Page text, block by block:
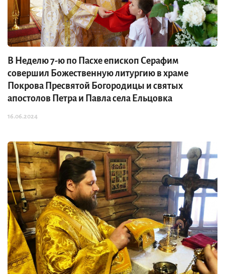
В Неделю 7-ю по Пасхе епископ Серафим
совершил Божественную литургию в храме
Покрова Пресвятой Богородицы и святых
апостолов Петра и Павла села Ельцовка
16.06.2024